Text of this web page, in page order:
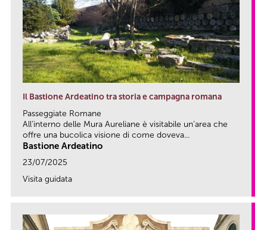
Il Bastione Ardeatino tra storia e campagna romana
Passeggiate Romane
All’interno delle Mura Aureliane è visitabile un’area che
offre una bucolica visione di come doveva...
Bastione Ardeatino
23/07/2025
Visita guidata